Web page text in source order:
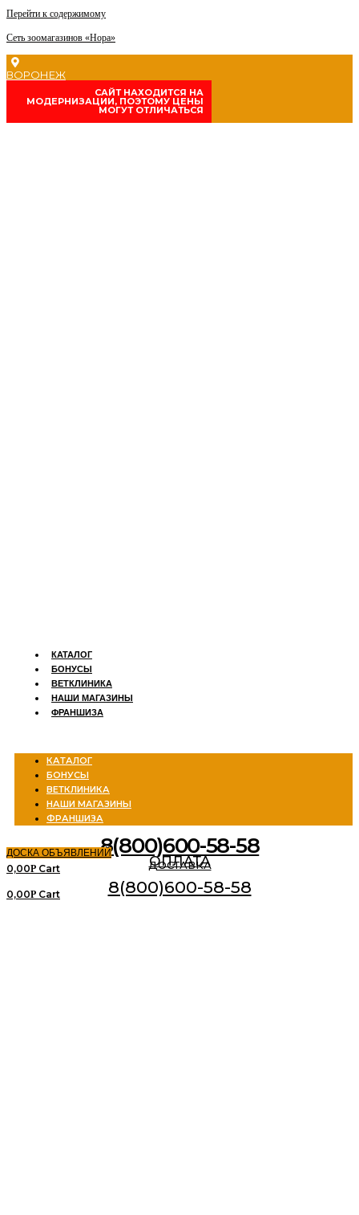
Перейти к содержимому
Сеть зоомагазинов «Нора»
ВОРОНЕЖ
CАЙТ НАХОДИТСЯ НА
МОДЕРНИЗАЦИИ, ПОЭТОМУ ЦЕНЫ
МОГУТ ОТЛИЧАТЬСЯ
КАТАЛОГ
БОНУСЫ
ВЕТКЛИНИКА
НАШИ МАГАЗИНЫ
ФРАНШИЗА
КАТАЛОГ
БОНУСЫ
ВЕТКЛИНИКА
НАШИ МАГАЗИНЫ
ФРАНШИЗА
8(800)600-58-58
ДОСКА ОБЪЯВЛЕНИЙ
ДОСТАВКА
ОПЛАТА
0,00Р Cart
8(800)600-58-58
0,00Р Cart